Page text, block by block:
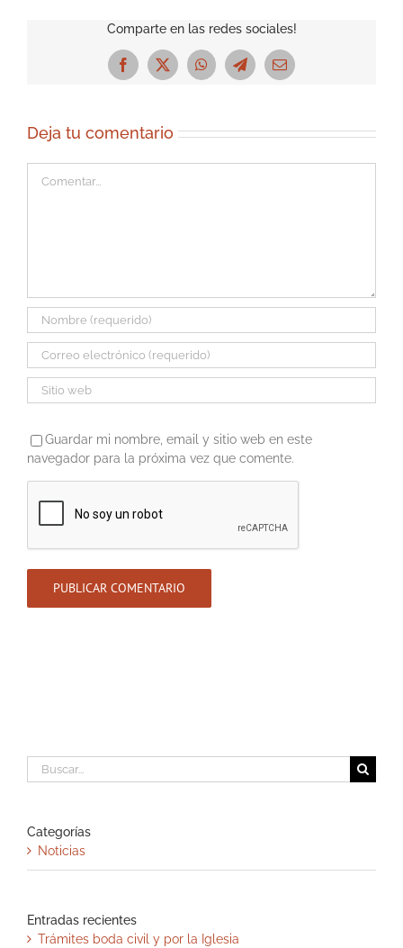
Comparte en las redes sociales!
Facebook
X WhatsAppTelegramCorreo
Deja tu comentario
Guardar mi nombre, email y sitio web en este
navegador para la próxima vez que comente.
Buscar:
Categorías
Noticias
Entradas recientes
Trámites boda civil y por la Iglesia